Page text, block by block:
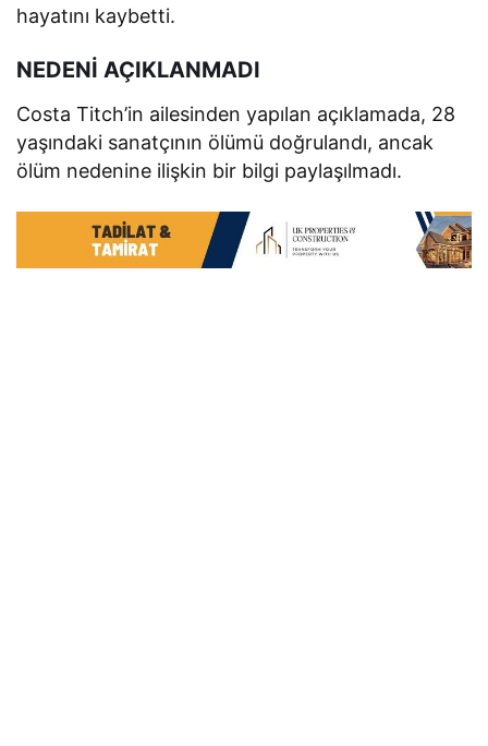
hayatını kaybetti.
NEDENİ AÇIKLANMADI
Costa Titch’in ailesinden yapılan açıklamada, 28
yaşındaki sanatçının ölümü doğrulandı, ancak
ölüm nedenine ilişkin bir bilgi paylaşılmadı.